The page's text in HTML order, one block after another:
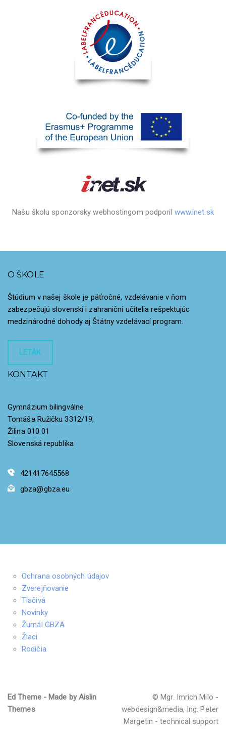
Našu školu sponzorsky webhostingom podporil www.inet.sk
O ŠKOLE
Štúdium v našej škole je päťročné, vzdelávanie v ňom
zabezpečujú slovenskí i zahraniční učitelia rešpektujúc
medzinárodné dohody aj Štátny vzdelávací program.
LETÁK
KONTAKT
Gymnázium bilingválne
Tomáša Ružičku 3312/19,
Žilina 010 01
Slovenská republika
421417645568
gbza@gbza.eu
Ochrana osobných údajov
Zverejňovanie
Tlačivá
Novinky
Žurnál GBZA
Žiaci
Rodičia
Ed Theme - Made by Aislin
Themes
© Mgr. Imrich Milo -
webdesign&media, Ing. Peter
Margetin - technical support